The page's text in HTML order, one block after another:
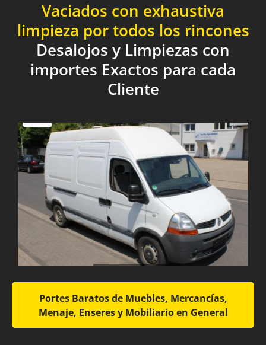
Vaciados con exhaustiva
limpieza por todos los rincones
Desalojos y Limpiezas con
importes Exactos para cada
Cliente
Portes Baratos de Muebles, Mercancías,
Menaje, Enseres y Mobiliario en General